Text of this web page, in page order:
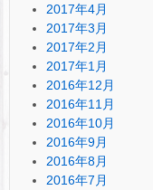
2017年4月
2017年3月
2017年2月
2017年1月
2016年12月
2016年11月
2016年10月
2016年9月
2016年8月
2016年7月